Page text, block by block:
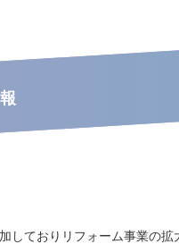
しておりリフォーム事業の拡